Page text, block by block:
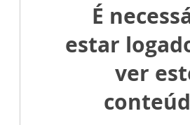
É
estar
ver